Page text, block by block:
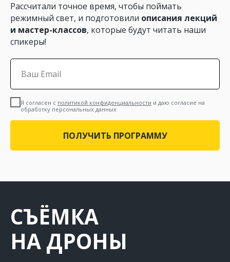
Рассчитали точное время, чтобы поймать
режимный свет, и подготовили описания лекций
и мастер-классов, которые будут читать наши
спикеры!
Я согласен с политикой конфиденциальности и даю согласие на
обработку персональных данных
ПОЛУЧИТЬ ПРОГРАММУ
СЪЁМКА
НА ДРОНЫ